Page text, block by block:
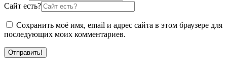
Сайт есть?
Сохранить моё имя, email и адрес сайта в этом браузере для
последующих моих комментариев.
Отправить!